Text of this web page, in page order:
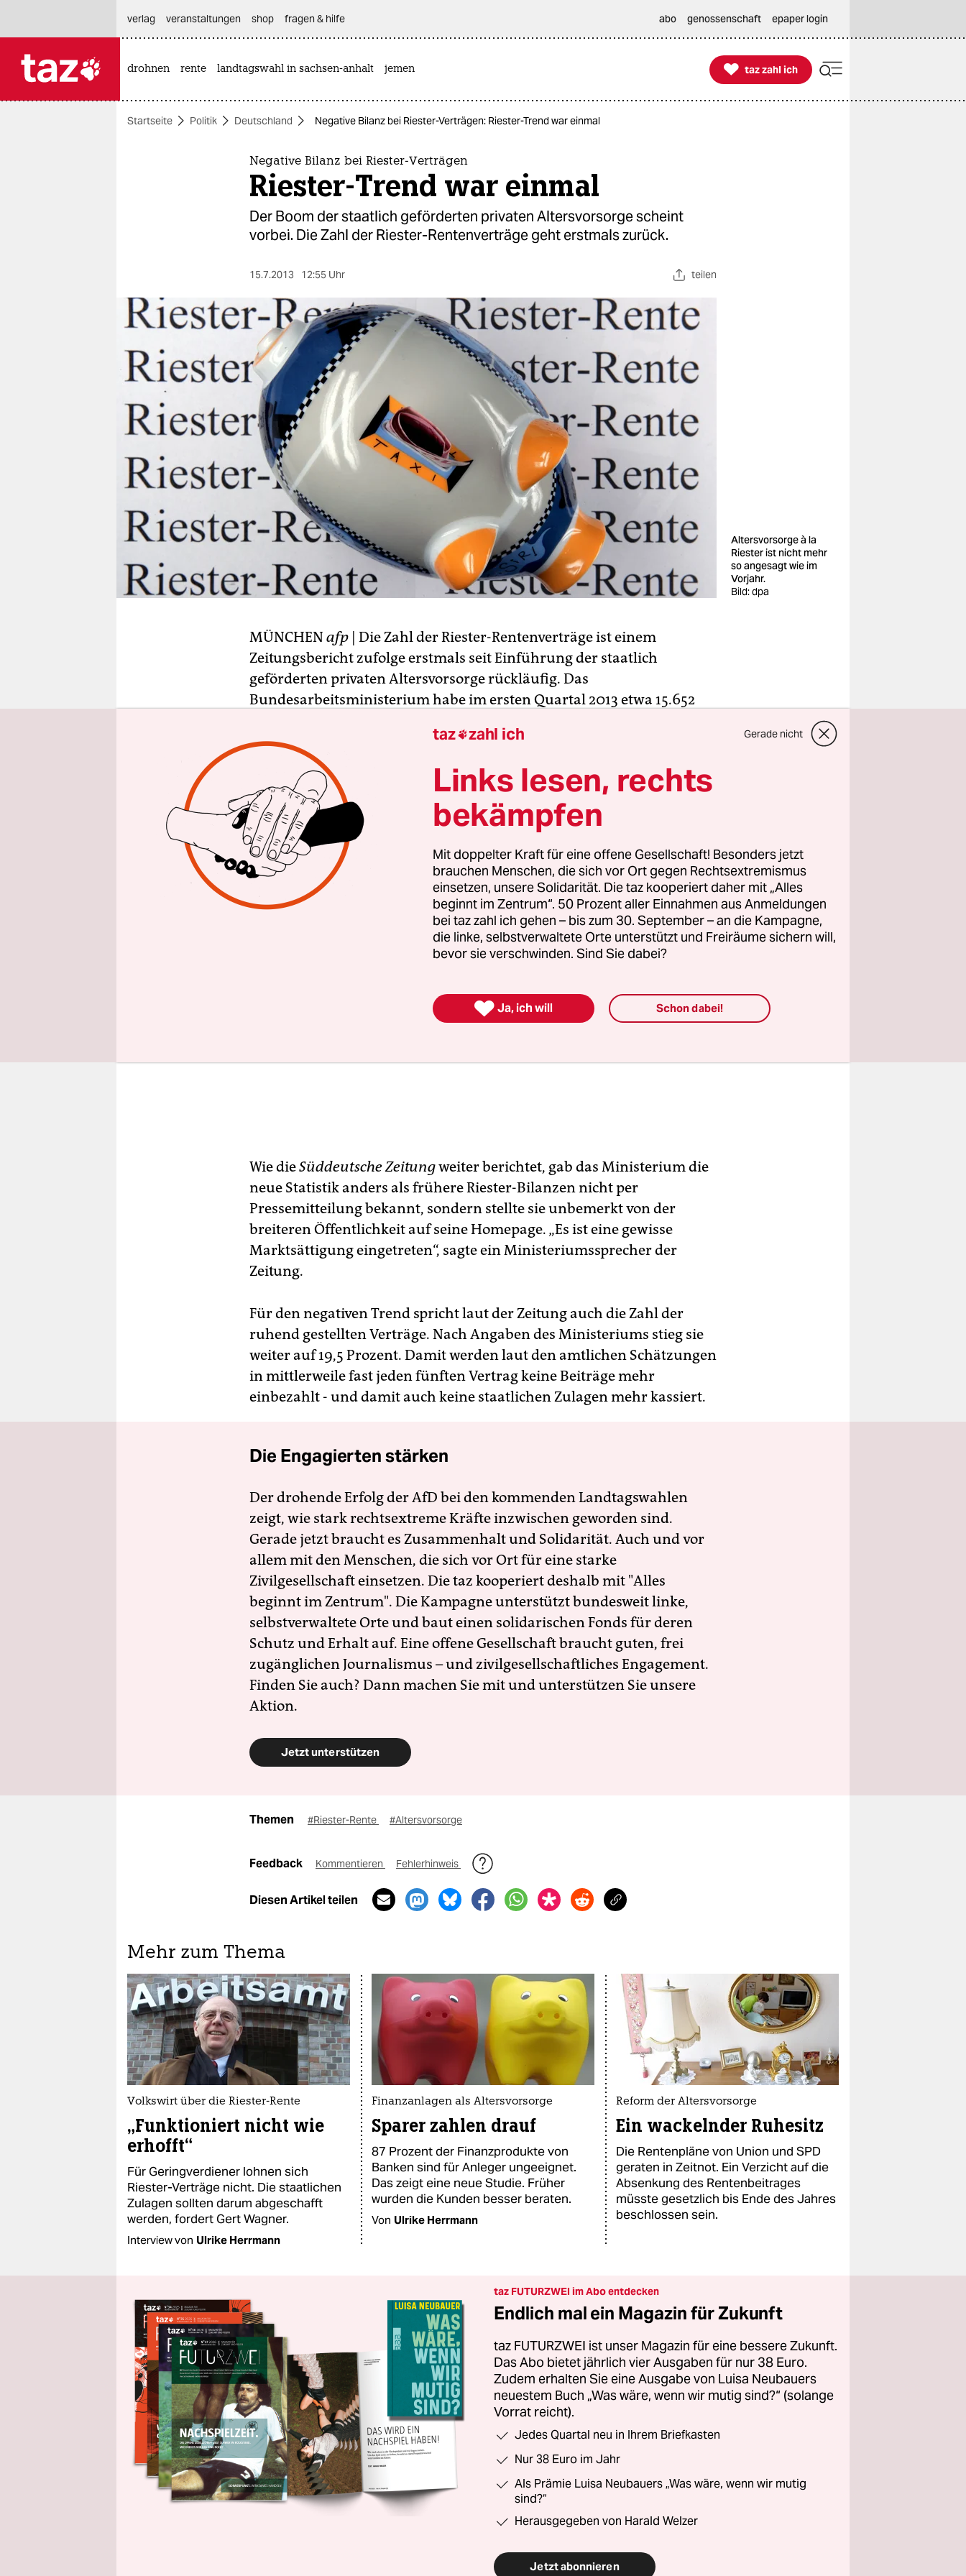
themen
berlin
nord
wahrheit
verlag
veranstaltungen
fragen & hilfe
unterstützen
abo
verlag
veranstaltungen shop fragen & hilfe abo genossenschaft epaper login
drohnen rente landtagswahl in sachsen-anhalt jemen 
taz zahl ich
taz zahl ich
Startseite Politik Deutschland Negative Bilanz bei Riester-Verträgen: Riester-Trend war einmal
Negative Bilanz bei Riester-Verträgen
Riester-Trend war einmal
Der Boom der staatlich geförderten privaten Altersvorsorge scheint
vorbei. Die Zahl der Riester-Rentenverträge geht erstmals zurück.
15.7.2013 12:55 Uhr teilen
Altersvorsorge à la
Riester ist nicht mehr
so angesagt wie im
Vorjahr.
Bild: dpa
MÜNCHEN afp | Die Zahl der Riester-Rentenverträge ist einem
Zeitungsbericht zufolge erstmals seit Einführung der staatlich
geförderten privaten Altersvorsorge rückläufig. Das
Bundesarbeitsministerium habe im ersten Quartal 2013 etwa 15.652
Zeitung
in ihrer Montagsausgabe. Das seien insgesamt 27.000 weniger
als noch Ende 2012.
Bei den Versicherungen belaufe sich das Minus auf 31.000 Policen, bei
den staatlich geförderten Fondssparplänen seien es 36.000 Verträge
weniger. Nur die Anzahl der Banksparpläne und der Wohn-Riester-
Verträge für Immobiliensparer habe zusammen um 40.000 zugelegt.
Wie dieSüddeutsche Zeitungweiter berichtet, gab das Ministerium die
neue Statistik anders als frühere Riester-Bilanzen nicht per
Pressemitteilung bekannt, sondern stellte sie unbemerkt von der
breiteren Öffentlichkeit auf seine Homepage. „Es ist eine gewisse
Marktsättigung eingetreten“, sagte ein Ministeriumssprecher der
Zeitung.
Für den negativen Trend spricht laut der Zeitung auch die Zahl der
ruhend gestellten Verträge. Nach Angaben des Ministeriums stieg sie
weiter auf 19,5 Prozent. Damit werden laut den amtlichen Schätzungen
in mittlerweile fast jeden fünften Vertrag keine Beiträge mehr
einbezahlt - und damit auch keine staatlichen Zulagen mehr kassiert.
Die Engagierten stärken
Der drohende Erfolg der AfD bei den kommenden Landtagswahlen
zeigt, wie stark rechtsextreme Kräfte inzwischen geworden sind.
Gerade jetzt braucht es Zusammenhalt und Solidarität. Auch und vor
allem mit den Menschen, die sich vor Ort für eine starke
Zivilgesellschaft einsetzen. Die taz kooperiert deshalb mit "Alles
beginnt im Zentrum". Die Kampagne unterstützt bundesweit linke,
selbstverwaltete Orte und baut einen solidarischen Fonds für deren
Schutz und Erhalt auf. Eine offene Gesellschaft braucht guten, frei
zugänglichen Journalismus – und zivilgesellschaftliches Engagement.
Finden Sie auch? Dann machen Sie mit und unterstützen Sie unsere
Aktion.
Jetzt unterstützen
Themen #Riester-Rente #Altersvorsorge
Feedback Kommentieren Fehlerhinweis
Diesen Artikel teilen
Mehr zum Thema
Volkswirt über die Riester-Rente
„Funktioniert nicht wie
erhofft“
Für Geringverdiener lohnen sich
Riester-Verträge nicht. Die staatlichen
Zulagen sollten darum abgeschafft
werden, fordert Gert Wagner.
Interview von Ulrike Herrmann
Finanzanlagen als Altersvorsorge
Sparer zahlen drauf
87 Prozent der Finanzprodukte von
Banken sind für Anleger ungeeignet.
Das zeigt eine neue Studie. Früher
wurden die Kunden besser beraten.
Von Ulrike Herrmann
Reform der Altersvorsorge
Ein wackelnder Ruhesitz
Die Rentenpläne von Union und SPD
geraten in Zeitnot. Ein Verzicht auf die
Absenkung des Rentenbeitrages
müsste gesetzlich bis Ende des Jahres
beschlossen sein.
taz FUTURZWEI im Abo entdecken
Endlich mal ein Magazin für Zukunft
taz FUTURZWEI ist unser Magazin für eine bessere Zukunft.
Das Abo bietet jährlich vier Ausgaben für nur 38 Euro.
Zudem erhalten Sie eine Ausgabe von Luisa Neubauers
neuestem Buch „Was wäre, wenn wir mutig sind?“ (solange
Vorrat reicht).
Jedes Quartal neu in Ihrem Briefkasten
Nur 38 Euro im Jahr
Als Prämie Luisa Neubauers „Was wäre, wenn wir mutig
sind?“
Herausgegeben von Harald Welzer
Jetzt abonnieren
taz zahl ich Gerade nicht
Links lesen, rechts
bekämpfen
Mit doppelter Kraft für eine offene Gesellschaft! Besonders jetzt
brauchen Menschen, die sich vor Ort gegen Rechtsextremismus
einsetzen, unsere Solidarität. Die taz kooperiert daher mit „Alles
beginnt im Zentrum“. 50 Prozent aller Einnahmen aus Anmeldungen
bei taz zahl ich gehen – bis zum 30. September – an die Kampagne,
die linke, selbstverwaltete Orte unterstützt und Freiräume sichern will,
bevor sie verschwinden. Sind Sie dabei?
 Ja, ich will Schon dabei!